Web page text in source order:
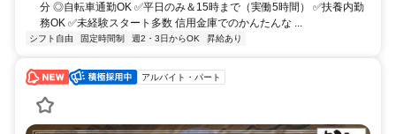
分 ◎自転車通勤OK ✅平日のみ＆15時まで（実働5時間） ✅扶養内勤
務OK ✅未経験スタート多数 信用金庫でのかんたんな ...
シフト自由 固定時間制 週2・3日からOK 昇給あり
アルバイト・パート